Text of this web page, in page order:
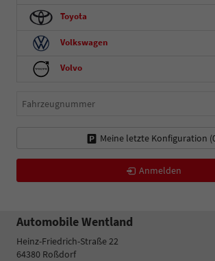
Toyota
Volkswagen
Volvo
Fahrzeugnummer
Meine letzte Konfiguration (
Anmelden
Automobile Wentland
Heinz-Friedrich-Straße 22
64380 Roßdorf